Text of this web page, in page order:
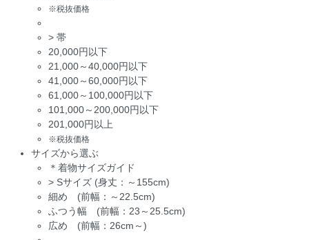
※税抜価格
> 帯
20,000円以下
21,000～40,000円以下
41,000～60,000円以下
61,000～100,000円以下
101,000～200,000円以下
201,000円以上
※税抜価格
サイズから選ぶ
＊着物サイズガイド
> Sサイズ (身丈：～155cm)
細め (前幅：～22.5cm)
ふつう幅 (前幅：23～25.5cm)
広め (前幅：26cm～)